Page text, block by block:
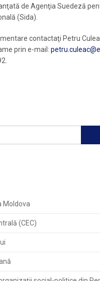
de Agenţia Suedeză
(Sida).
contactaţi Petru
prin e-mail:
Moldova
(CEC)